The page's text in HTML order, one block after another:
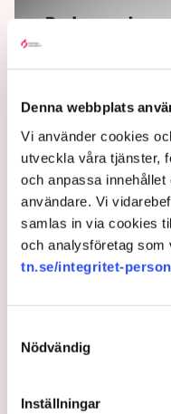
Denna webbplats
Vi använder cookies
utveckla våra tjänster,
och anpassa
användare. Vi
samlas in via cookies
och analysföretag som
tn.se/integritet-
Nödvändig
Inställningar
Växande
vända
Pristak och
Indien köper ivrigt de